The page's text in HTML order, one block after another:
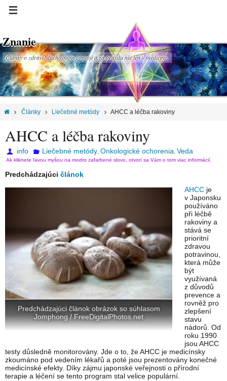
Znanie
Články o zdraví, duchovnom rozvoji a za pravdu nie len v medicíne.
Články Liečebné metódy AHCC a léčba rakoviny
AHCC a léčba rakoviny
info Liečebné metódy, Onkologické ochorenia Veda
Ak kliknete ľavou myšou na modro zafarbené slovo, otvorí sa Vám o tom viac informácií.
Predchádzajúci článok
Predchádzajúci článok obrázok so súhlasom
Jomphong / FreeDigitalPhotos.net
AHCC je
v Japonsku
používáno
při léčbě
rakoviny a
stává se
prioritní
zdravou
potravinou,
která může
být
využívaná
z důvodů
prevence a
rovněž pro
zlepšení
stavu
nádorů. Od
roku 1990
jsou AHCC
testy důsledně monitorovány. Jde o to, že AHCC je medicínsky
zkoumáno pod vedením lékařů a poté jsou prezentovány konečné
medicínské efekty. Díky zájmu japonské veřejnosti o přírodní
terapie a léčení se tento program stal velice populární.